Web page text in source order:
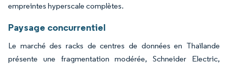
empreintes hyperscale complètes.
Paysage concurrentiel
Le marché des racks de centres de données en Thaïlande
présente une fragmentation modérée, Schneider Electric,